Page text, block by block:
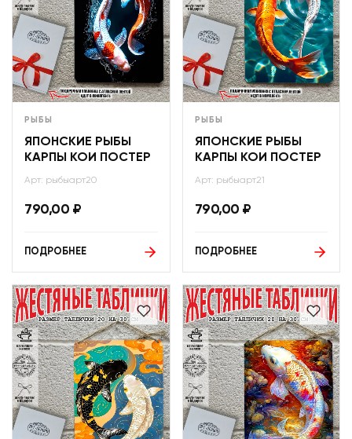
РЫБЫ
ЯПОНСКИЕ РЫБЫ
КАРПЫ КОИ ПОСТЕР
Арт: рыбыарт20
790,00 ₽
ПОДРОБНЕЕ
РЫБЫ
ЯПОНСКИЕ РЫБЫ
КАРПЫ КОИ ПОСТЕР
Арт: рыбыарт21
790,00 ₽
ПОДРОБНЕЕ